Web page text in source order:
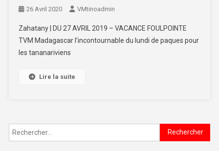
26 Avril 2020 VMtinoadmin
Zahatany | DU 27 AVRIL 2019 – VACANCE FOULPOINTE
TVM Madagascar l’incontournable du lundi de paques pour
les tananariviens
Lire la suite
Rechercher :